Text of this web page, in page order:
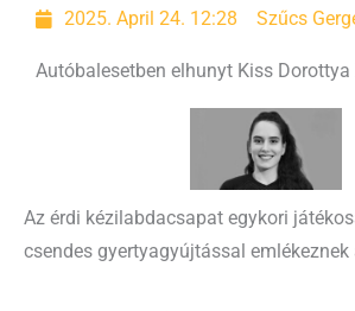
2025. April 24. 12:28 Szűcs
Autóbalesetben elhunyt Kiss
Az érdi kézilabdacsapat egykori
csendes gyertyagyújtással emlékeznek